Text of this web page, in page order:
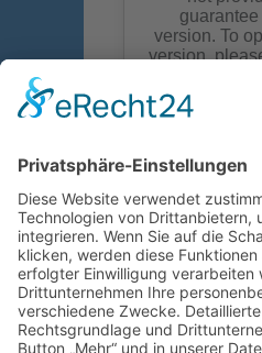
Wir suchen euch